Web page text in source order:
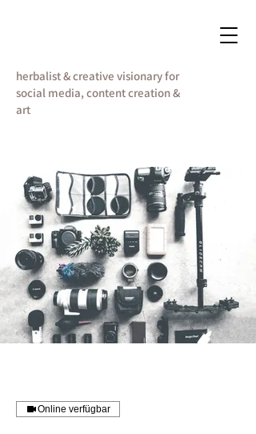
herbalist & creative visionary for
social media, content creation &
art
Online verfügbar